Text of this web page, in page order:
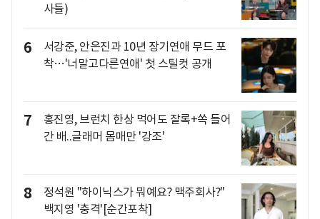
사들)
6
서강준, 안은진과 10년 장기연애 무드 포
착…'너말고다른연애' 첫 스틸컷 공개
7
홍진영, 브런치 한상 먹어도 잘록+쏙 들어
간 배..글래머 몸매만 '강조'
8
정석원 "하이닉스가 뭐예요? 맥주회사?"
백지영 '충격'[순간포착]